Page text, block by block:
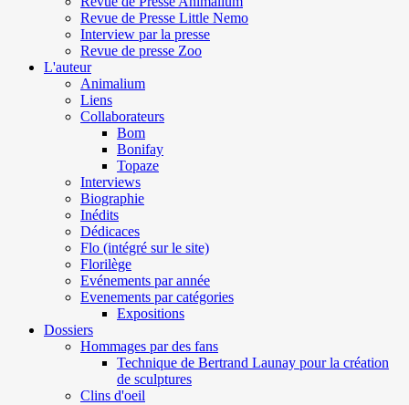
Revue de Presse Little Nemo
Interview par la presse
Revue de presse Zoo
L'auteur
Animalium
Liens
Collaborateurs
Bom
Bonifay
Topaze
Interviews
Biographie
Inédits
Dédicaces
Flo (intégré sur le site)
Florilège
Evénements par année
Evenements par catégories
Expositions
Dossiers
Hommages par des fans
Technique de Bertrand Launay pour la création
de sculptures
Clins d'oeil